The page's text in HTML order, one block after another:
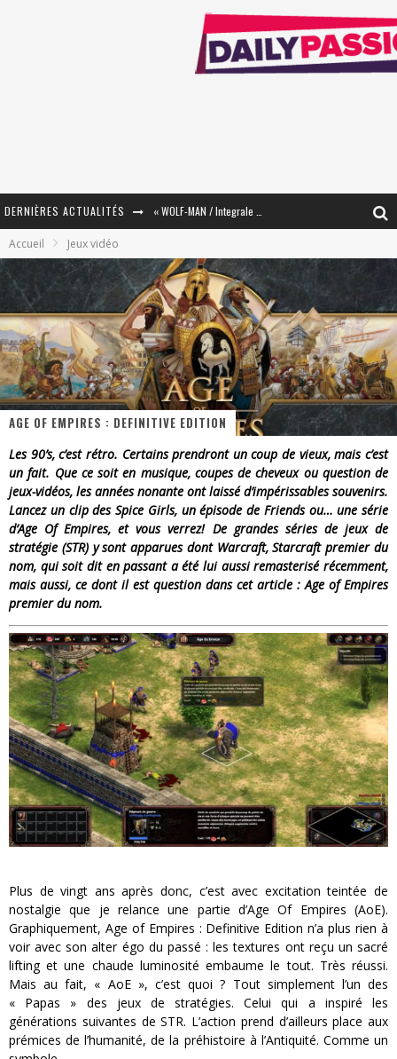
DERNIÈRES ACTUALITÉS
« Le Béton et le Bambou / Propositions pour Mayotte et le Monde. » - Améliorations !
Star Fox
PsyRiver 2026 : la magie revient sur les rives de l’Aar
« MOFUSAND / Parler Japonais » – Des Expressions Pratiques !
« Dr Wertham / L’homme qui étudia les tueurs en série » - Un Métier à Risque !
Assassin's Creed Black Flag Resynced
« Le Vent dand les Saules » - Une Belle Histoire !
« Damn Them All » - Un duo de Choc !
Yoshi and the mysterious book
Accueil Jeux vidéo
AGE OF EMPIRES : DEFINITIVE EDITION
Les 90’s, c’est rétro. Certains prendront un coup de vieux, mais c’est
un fait. Que ce soit en musique, coupes de cheveux ou question de
jeux-vidéos, les années nonante ont laissé d’impérissables souvenirs.
Lancez un clip des Spice Girls, un épisode de Friends ou… une série
d’Age Of Empires, et vous verrez! De grandes séries de jeux de
stratégie (STR) y sont apparues dont Warcraft, Starcraft premier du
nom, qui soit dit en passant a été lui aussi remasterisé récemment,
mais aussi, ce dont il est question dans cet article : Age of Empires
premier du nom.
Plus de vingt ans après donc, c’est avec excitation teintée de
nostalgie que je relance une partie d’Age Of Empires (AoE).
Graphiquement, Age of Empires : Definitive Edition n’a plus rien à
voir avec son alter égo du passé : les textures ont reçu un sacré
lifting et une chaude luminosité embaume le tout. Très réussi.
Mais au fait, « AoE », c’est quoi ? Tout simplement l’un des
« Papas » des jeux de stratégies. Celui qui a inspiré les
générations suivantes de STR. L’action prend d’ailleurs place aux
prémices de l’humanité, de la préhistoire à l’Antiquité. Comme un